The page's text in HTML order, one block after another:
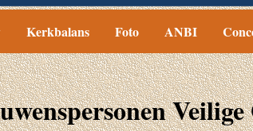
Kerkbalans Foto ANBI
Veilige